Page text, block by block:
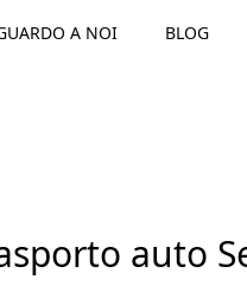
A NOI BLOG
auto